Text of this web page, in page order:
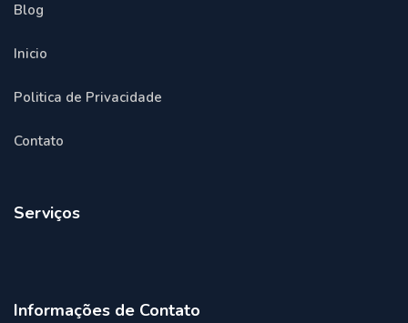
Blog
Inicio
Politica de Privacidade
Contato
Serviços
Informações de Contato